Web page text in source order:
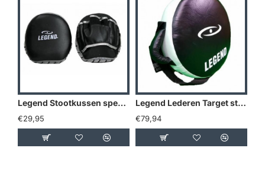
Legend Stootkussen speedy PU
€29,95
Legend Lederen Target stootkussen
€79,94